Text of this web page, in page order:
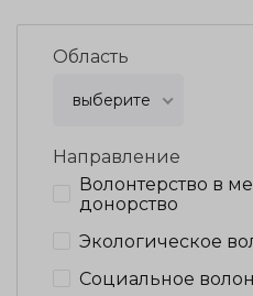
Область
выберите
Направление
Волонтерство в
донорство
Экологическое
Социальное